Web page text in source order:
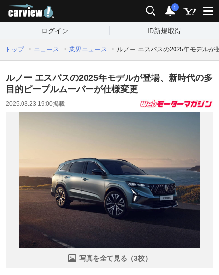
検索 通知
i
ログイン ID新規取得
トップ ニュース 業界ニュース ルノー エスパスの2025年モデルが
ルノー エスパスの2025年モデルが登場、新時代の多
目的ピープルムーバーが仕様変更
2025.03.23 19:00掲載
写真を全て見る（3枚）